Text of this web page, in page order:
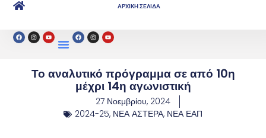
ΑΡΧΙΚΗ ΣΕΛΙΔΑ
Το αναλυτικό πρόγραμμα σε από 10η
μέχρι 14η αγωνιστική
27 Νοεμβρίου, 2024
2024-25, ΝΕΑ ΑΣΤΕΡΑ, ΝΕΑ ΕΑΠ